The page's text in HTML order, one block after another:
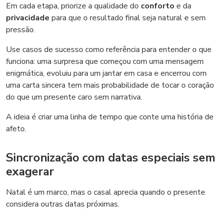
Em cada etapa, priorize a qualidade do conforto e da
privacidade para que o resultado final seja natural e sem
pressão.
Use casos de sucesso como referência para entender o que
funciona: uma surpresa que começou com uma mensagem
enigmática, evoluiu para um jantar em casa e encerrou com
uma carta sincera tem mais probabilidade de tocar o coração
do que um presente caro sem narrativa.
A ideia é criar uma linha de tempo que conte uma história de
afeto.
Sincronização com datas especiais sem
exagerar
Natal é um marco, mas o casal aprecia quando o presente
considera outras datas próximas.